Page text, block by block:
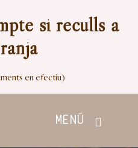
si reculls a
en efectiu)
MENÚ